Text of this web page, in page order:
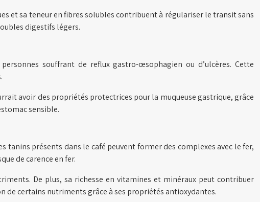
et sa teneur en fibres solubles contribuent à régulariser le transit sans
digestifs légers.
souffrant de reflux gastro-œsophagien ou d’ulcères. Cette
avoir des propriétés protectrices pour la muqueuse gastrique, grâce
sensible.
présents dans le café peuvent former des complexes avec le fer,
de carence en fer.
De plus, sa richesse en vitamines et minéraux peut contribuer
certains nutriments grâce à ses propriétés antioxydantes.